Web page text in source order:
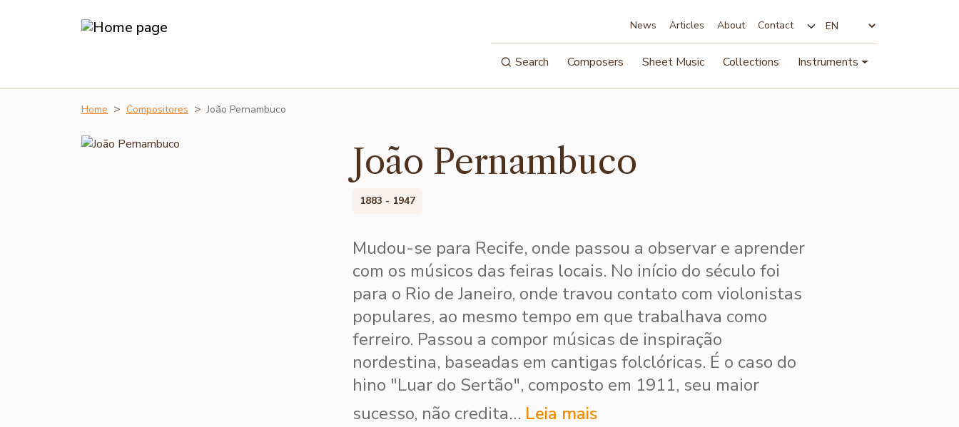
News Articles About Contact
Search Composers Sheet Music Collections Instruments
Home Compositores João Pernambuco
João Pernambuco
1883 - 1947
Mudou-se para Recife, onde passou a observar e aprender
com os músicos das feiras locais. No início do século foi
para o Rio de Janeiro, onde travou contato com violonistas
populares, ao mesmo tempo em que trabalhava como
ferreiro. Passou a compor músicas de inspiração
nordestina, baseadas em cantigas folclóricas. É o caso do
hino "Luar do Sertão", composto em 1911, seu maior
sucesso, não credita… Leia mais